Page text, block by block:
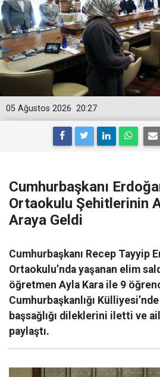
20:27
05 Ağustos 2026
Cumhurbaşkanı
Ortaokulu Şehitlerinin
Araya Geldi
Cumhurbaşkanı Recep Tayyip
Ortaokulu’nda yaşanan elim
öğretmen Ayla Kara ile 9
Cumhurbaşkanlığı
başsağlığı dileklerini iletti ve
paylaştı.